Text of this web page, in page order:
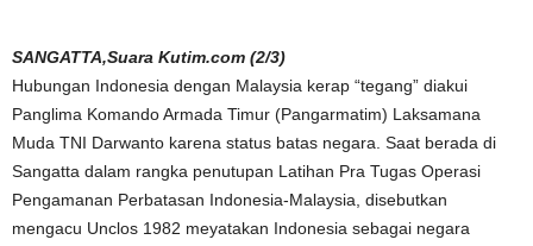
SANGATTA,Suara Kutim.com (2/3)
Hubungan Indonesia dengan Malaysia kerap “tegang” diakui
Panglima Komando Armada Timur (Pangarmatim) Laksamana
Muda TNI Darwanto karena status batas negara. Saat berada di
Sangatta dalam rangka penutupan Latihan Pra Tugas Operasi
Pengamanan Perbatasan Indonesia-Malaysia, disebutkan
mengacu Unclos 1982 meyatakan Indonesia sebagai negara